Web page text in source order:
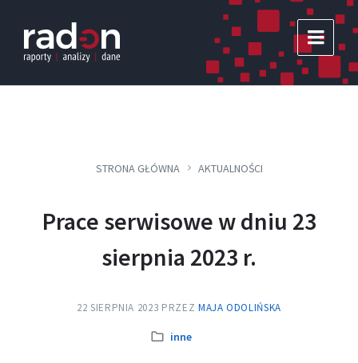
content
main
navigation
footer
STRONA GŁÓWNA AKTUALNOŚCI
Prace serwisowe w dniu 23
sierpnia 2023 r.
22 SIERPNIA 2023 PRZEZ MAJA ODOLIŃSKA
Kategoria:
inne